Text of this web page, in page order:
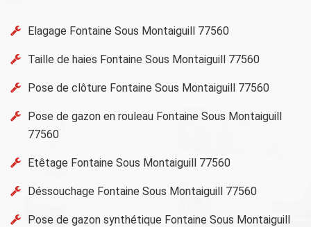
Elagage Fontaine Sous Montaiguill 77560
Taille de haies Fontaine Sous Montaiguill 77560
Pose de clôture Fontaine Sous Montaiguill 77560
Pose de gazon en rouleau Fontaine Sous Montaiguill
77560
Etêtage Fontaine Sous Montaiguill 77560
Déssouchage Fontaine Sous Montaiguill 77560
Pose de gazon synthétique Fontaine Sous Montaiguill